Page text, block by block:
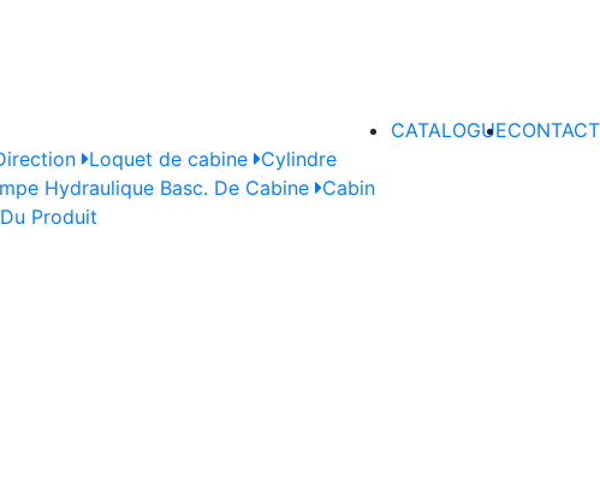
Loquet de cabine Cylindre
Hydraulique Basc. De Cabine Cabin
Produit
CATALOGUECONTACT